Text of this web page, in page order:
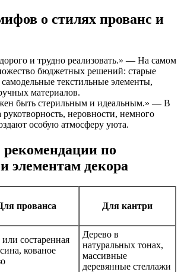
о стилях прованс и
и трудно реализовать.» — На самом
бюджетных решений: старые
текстильные элементы,
материалов.
быть стерильным и идеальным.» — В
неровности, немного
особую атмосферу уюта.
по
элементам декора
прованса Для кантри
или состаренная
кованое
Дерево в
натуральных тонах,
массивные
деревянные стеллажи